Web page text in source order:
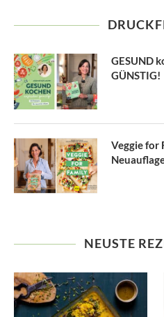
GESUND
GÜNSTIG!
Veggie for
NEUSTE